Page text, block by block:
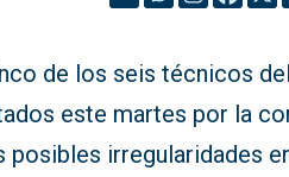
de los seis técnicos
este martes por la
posibles irregularidades